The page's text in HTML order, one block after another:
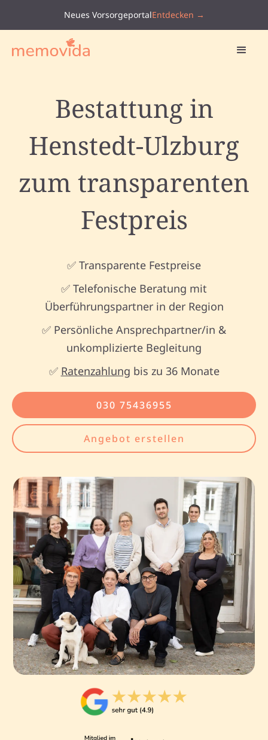
Neues VorsorgeportalEntdecken →
Bestattung in
Henstedt-Ulzburg
zum transparenten
Festpreis
✅ Transparente Festpreise
✅ Telefonische Beratung mit
Überführungspartner in der Region
✅ Persönliche Ansprechpartner/in &
unkomplizierte Begleitung
✅ Ratenzahlung bis zu 36 Monate
030 75436955
Angebot erstellen